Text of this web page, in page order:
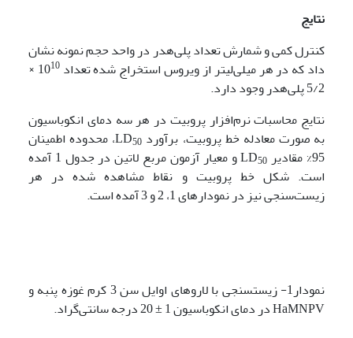
نتایج
کنترل کمی و شمارش تعداد پلی‌هدر در واحد حجم نمونه نشان
داد که در هر میلی‌لیتر از ویروس استخراج شده تعداد 1010
×
5/2 پلی‌هدر وجود دارد.
نتایج محاسبات نرم‌افزار پروبیت در هر سه دمای انکوباسیون
به صورت معادله خط پروبیت، برآورد LD 50
، محدوده اطمینان
95% مقادیر LD
50
و معیار آزمون مربع لاتین در جدول 1 آمده
است. شکل خط پروبیت و نقاط مشاهده شده در هر
زیست‌سنجی نیز در نمودارهای 1، 2 و 3 آمده است.
نمودار1- زیست‎سنجی با لاروهای اوایل سن 3 کرم غوزه پنبه و
HaMNPV در دمای انکوباسیون 1 ± 20 درجه سانتی‌گراد.